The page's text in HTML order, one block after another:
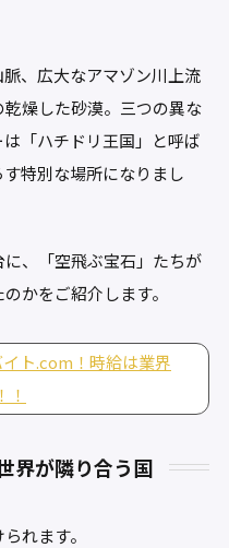
、広大なアマゾン川上流
燥した砂漠。三つの異な
「ハチドリ王国」と呼ば
特別な場所になりまし
、「空飛ぶ宝石」たちが
かをご紹介します。
ト.com！時給は業界
！
界が隣り合う国
れます。